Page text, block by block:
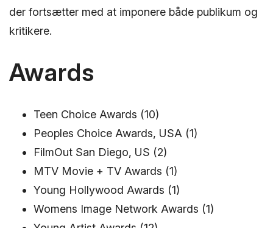
der fortsætter med at imponere både publikum og
kritikere.
Awards
Teen Choice Awards (10)
Peoples Choice Awards, USA (1)
FilmOut San Diego, US (2)
MTV Movie + TV Awards (1)
Young Hollywood Awards (1)
Womens Image Network Awards (1)